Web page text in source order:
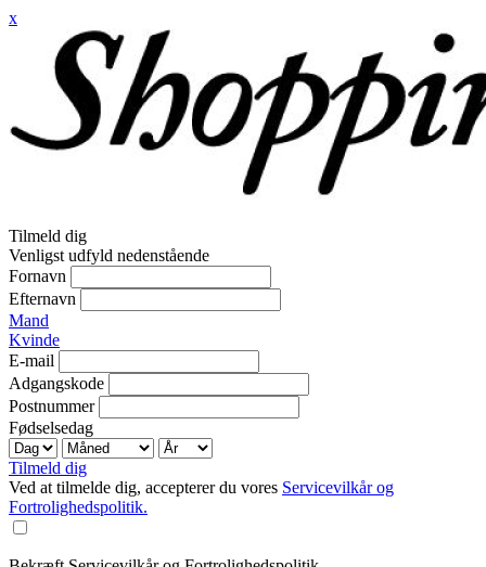
x
Tilmeld dig
Venligst udfyld nedenstående
Fornavn
Efternavn
Mand
Kvinde
E-mail
Adgangskode
Postnummer
Fødselsedag
Tilmeld dig
Ved at tilmelde dig, accepterer du vores Servicevilkår og
Fortrolighedspolitik.